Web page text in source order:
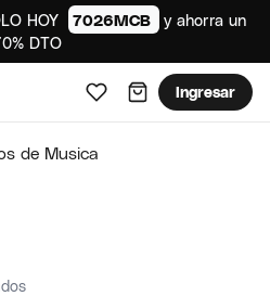
HOY 7026MCB
y ahorra un
DTO
Ingresar
de Musica
Ordenado por los últimos